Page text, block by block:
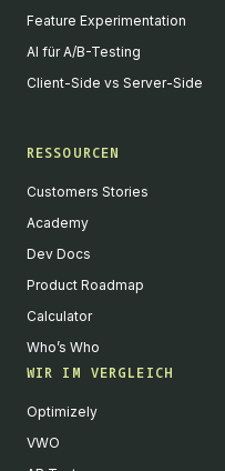
Feature Experimentation
AI für A/B-Testing
Client-Side vs Server-Side
RESSOURCEN
Customers Stories
Academy
Dev Docs
Product Roadmap
Calculator
Who’s Who
WIR IM VERGLEICH
Optimizely
VWO